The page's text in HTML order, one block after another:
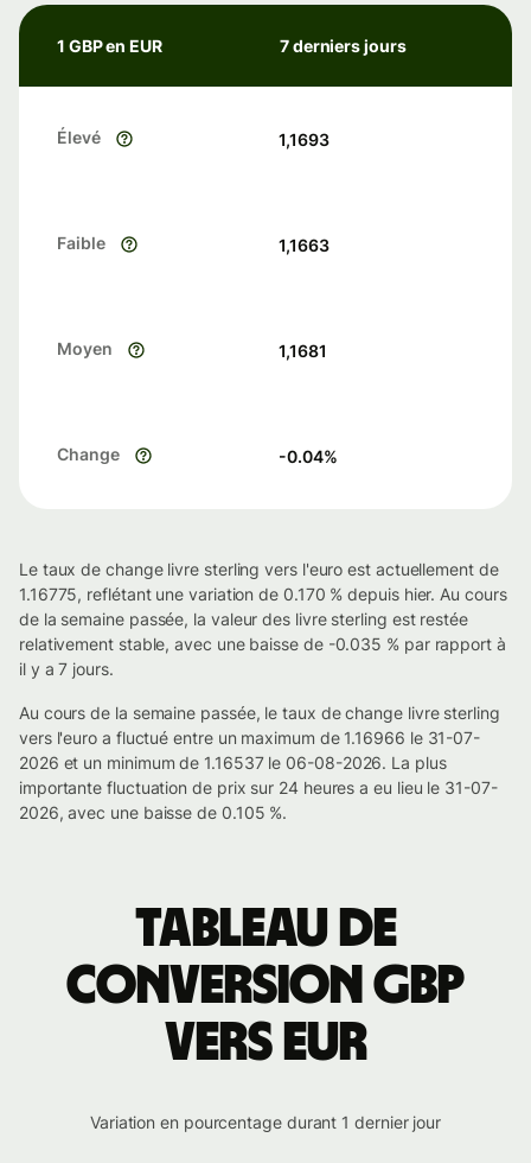
1 GBP en EUR 7 derniers jours
Élevé 1,1693
Faible 1,1663
Moyen 1,1681
Change -0.04%
Le taux de change livre sterling vers l'euro est actuellement de
1.16775, reflétant une variation de 0.170 % depuis hier. Au cours
de la semaine passée, la valeur des livre sterling est restée
relativement stable, avec une baisse de -0.035 % par rapport à
il y a 7 jours.
Au cours de la semaine passée, le taux de change livre sterling
vers l'euro a fluctué entre un maximum de 1.16966 le 31-07-
2026 et un minimum de 1.16537 le 06-08-2026. La plus
importante fluctuation de prix sur 24 heures a eu lieu le 31-07-
2026, avec une baisse de 0.105 %.
Tableau de
conversion GBP
vers EUR
Variation en pourcentage durant 1 dernier jour